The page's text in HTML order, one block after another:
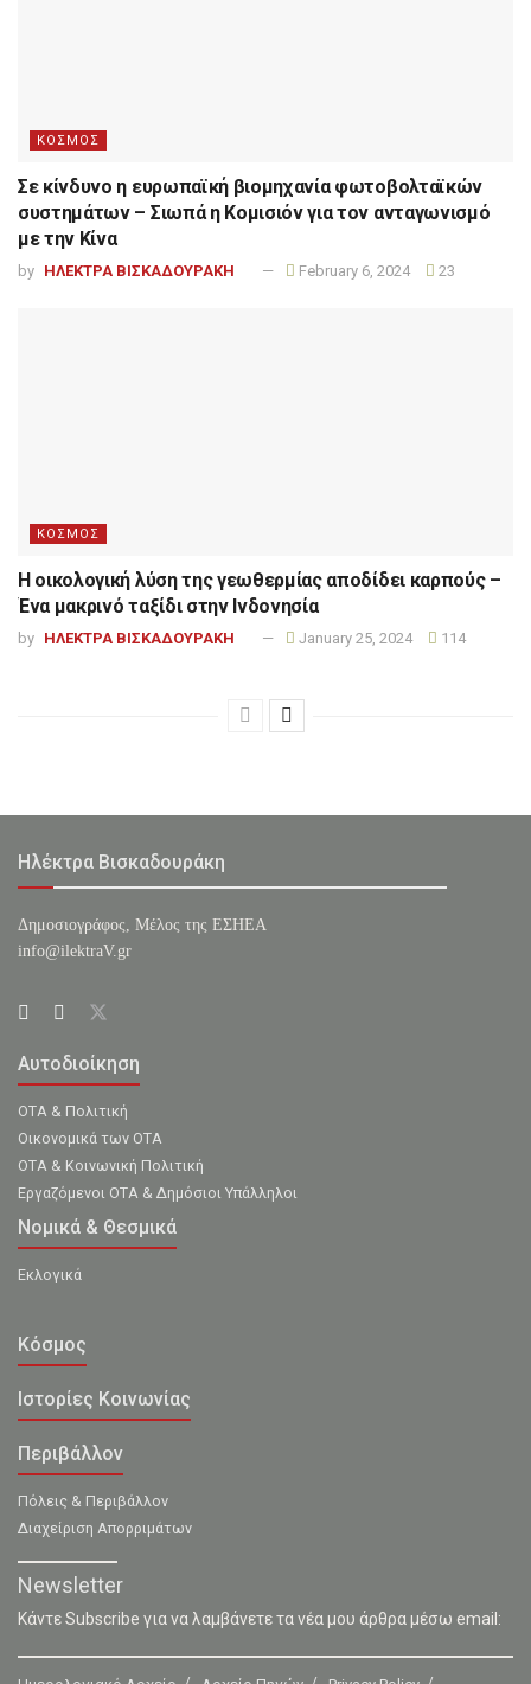
ΚΟΣΜΟΣ
Σε κίνδυνο η ευρωπαϊκή βιομηχανία φωτοβολταϊκών
συστημάτων – Σιωπά η Κομισιόν για τον ανταγωνισμό
με την Κίνα
by ΗΛΕΚΤΡΑ ΒΙΣΚΑΔΟΥΡΑΚΗ February 6, 2024 23
ΚΟΣΜΟΣ
Η οικολογική λύση της γεωθερμίας αποδίδει καρπούς –
Ένα μακρινό ταξίδι στην Ινδονησία
by ΗΛΕΚΤΡΑ ΒΙΣΚΑΔΟΥΡΑΚΗ January 25, 2024 114
Ηλέκτρα Βισκαδουράκη
Δημοσιογράφος, Μέλος της ΕΣHΕΑ
info@ilektraV.gr
Αυτοδιοίκηση
ΟΤΑ & Πολιτική
Οικονομικά των ΟΤΑ
ΟΤΑ & Κοινωνική Πολιτική
Εργαζόμενοι ΟΤΑ & Δημόσιοι Υπάλληλοι
Νομικά & Θεσμικά
Εκλογικά
Κόσμος
Ιστορίες Κοινωνίας
Περιβάλλον
Πόλεις & Περιβάλλον
Διαχείριση Απορριμάτων
Newsletter
Κάντε Subscribe για να λαμβάνετε τα νέα μου άρθρα μέσω email: